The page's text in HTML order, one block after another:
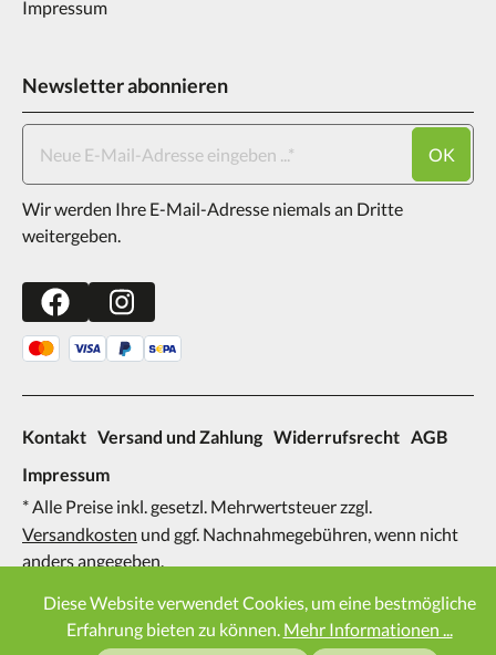
Impressum
Newsletter abonnieren
OK
Wir werden Ihre E-Mail-Adresse niemals an Dritte
weitergeben.
Kontakt Versand und Zahlung Widerrufsrecht AGB
Impressum
* Alle Preise inkl. gesetzl. Mehrwertsteuer zzgl.
Versandkosten und ggf. Nachnahmegebühren, wenn nicht
anders angegeben.
2026
Diese Website verwendet Cookies, um eine bestmögliche
Erfahrung bieten zu können. Mehr Informationen ...